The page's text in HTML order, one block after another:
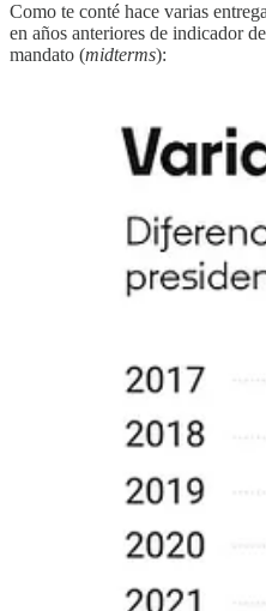
Como te conté hace varias
en años anteriores de indicador
mandato (midterms):